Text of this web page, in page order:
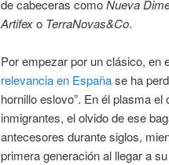
de cabeceras comoNueva
Artifexo TerraNovas&Co.
Por empezar por un clásico, en
relevancia en Españase ha
hornillo eslovo”. En él plasma
inmigrantes, el olvido de ese
antecesores durante siglos,
primera generación al llegar a